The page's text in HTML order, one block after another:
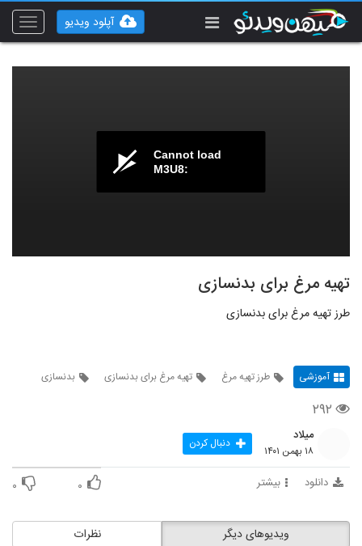
Toggle
آپلود ویدیو
Cannot load
M3U8:
تهیه مرغ برای بدنسازی
طرز تهیه مرغ برای بدنسازی
آموزشی طرز تهیه مرغ تهیه مرغ برای بدنسازی بدنسازی
۲۹۲
میلاد
۱۸ بهمن ۱۴۰۱ دنبال کردن
دانلود بیشتر ۰ ۰
نظرات ویدیوهای دیگر